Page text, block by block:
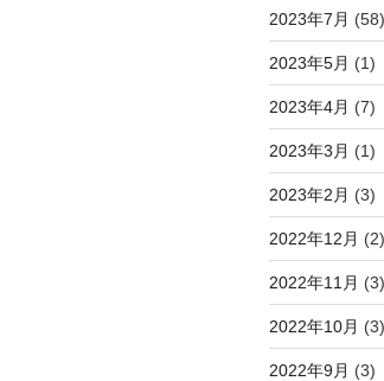
2023年7月 (58)
2023年5月 (1)
2023年4月 (7)
2023年3月 (1)
2023年2月 (3)
2022年12月 (2)
2022年11月 (3)
2022年10月 (3)
2022年9月 (3)